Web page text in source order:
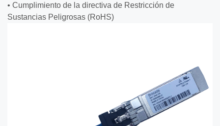
• Cumplimiento de la directiva de Restricción de
Sustancias Peligrosas (RoHS)